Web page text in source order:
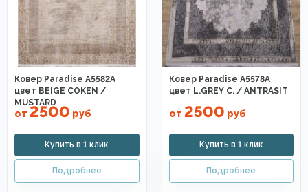
Ковер Paradise A5582A
цвет BEIGE COKEN /
MUSTARD
от 2500 руб
Ковер Paradise A5578A
цвет L.GREY C. / ANTRASIT
от 2500 руб